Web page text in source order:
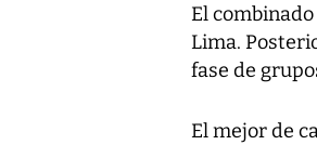
El
Lima.
fase de
El mejor de